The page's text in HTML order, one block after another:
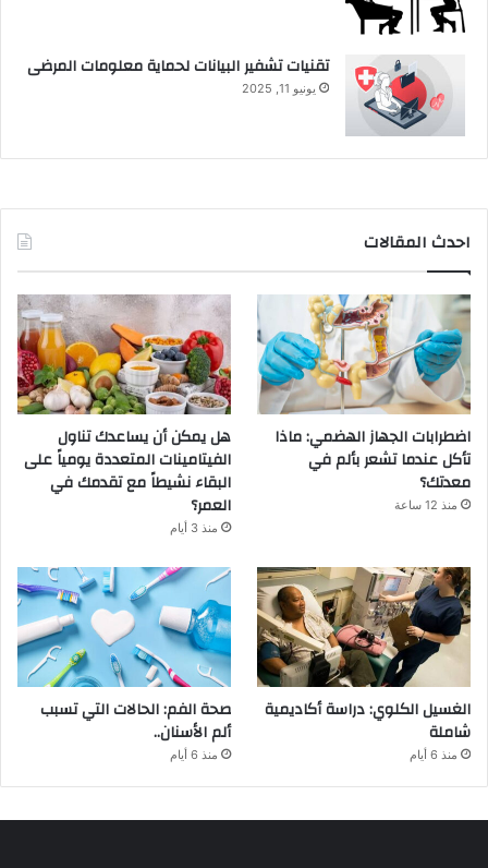
تقنيات تشفير البيانات لحماية معلومات المرضى
يونيو 11, 2025
احدث المقالات
اضطرابات الجهاز الهضمي: ماذا
تأكل عندما تشعر بألم في
معدتك؟
منذ 12 ساعة
هل يمكن أن يساعدك تناول
الفيتامينات المتعددة يومياً على
البقاء نشيطاً مع تقدمك في
العمر؟
منذ 3 أيام
الغسيل الكلوي: دراسة أكاديمية
شاملة
منذ 6 أيام
صحة الفم: الحالات التي تسبب
ألم الأسنان..
منذ 6 أيام